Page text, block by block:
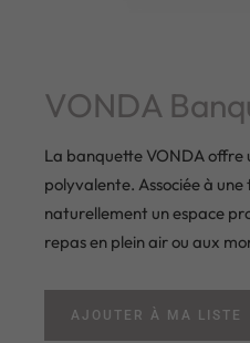
VONDA
La banquette VONDA offre
polyvalente. Associée à
naturellement un espace
repas en plein air ou aux
AJOUTER À MA LISTE